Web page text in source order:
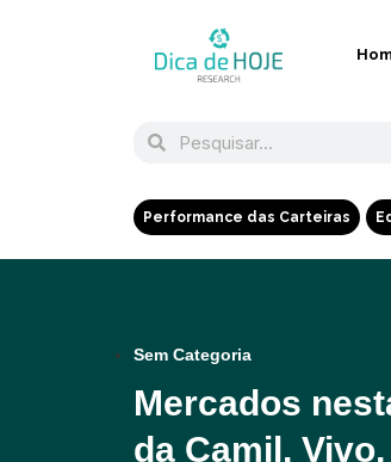
Performance das Carteiras
Sem Categoria
Mercados
da Camil,